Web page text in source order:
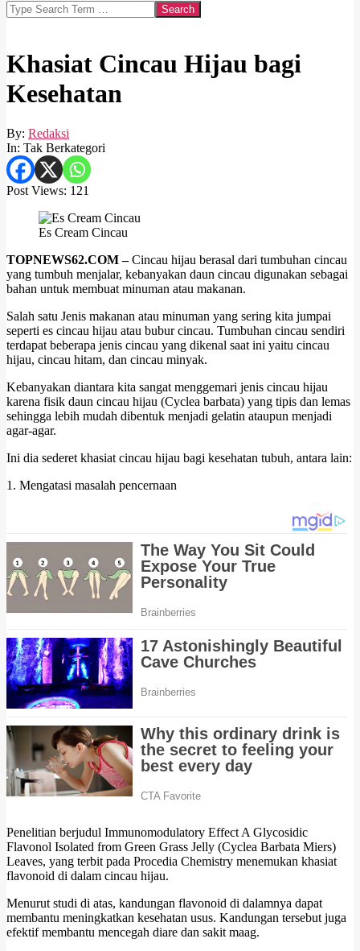
Search
Khasiat Cincau Hijau bagi
Kesehatan
By: Redaksi
In: Tak Berkategori
Post Views: 121
Es Cream Cincau
TOPNEWS62.COM –Cincau hijau berasal dari tumbuhan cincau
yang tumbuh menjalar, kebanyakan daun cincau digunakan sebagai
bahan untuk membuat minuman atau makanan.
Salah satu Jenis makanan atau minuman yang sering kita jumpai
seperti es cincau hijau atau bubur cincau. Tumbuhan cincau sendiri
terdapat beberapa jenis cincau yang dikenal saat ini yaitu cincau
hijau, cincau hitam, dan cincau minyak.
Kebanyakan diantara kita sangat menggemari jenis cincau hijau
karena fisik daun cincau hijau (Cyclea barbata) yang tipis dan lemas
sehingga lebih mudah dibentuk menjadi gelatin ataupun menjadi
agar-agar.
Ini dia sederet khasiat cincau hijau bagi kesehatan tubuh, antara lain:
1. Mengatasi masalah pencernaan
Penelitian berjudul Immunomodulatory Effect A Glycosidic
Flavonol Isolated from Green Grass Jelly (Cyclea Barbata Miers)
Leaves, yang terbit pada Procedia Chemistry menemukan khasiat
flavonoid di dalam cincau hijau.
Menurut studi di atas, kandungan flavonoid di dalamnya dapat
membantu meningkatkan kesehatan usus. Kandungan tersebut juga
efektif membantu mencegah diare dan sakit maag.